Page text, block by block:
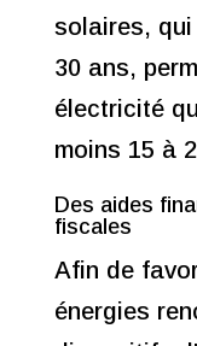
solaires, qui
30 ans,
électricité
moins 15 à
Des aides
fiscales
Afin de
énergies